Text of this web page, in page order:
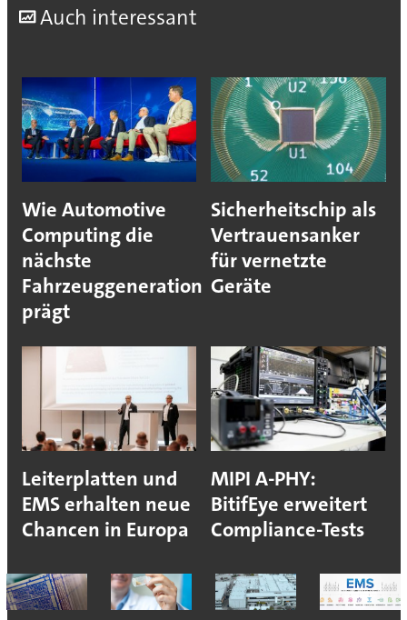
Auch interessant
Wie Automotive
Computing die
nächste
Fahrzeuggeneration
prägt
Sicherheitschip als
Vertrauensanker
für vernetzte
Geräte
Leiterplatten und
EMS erhalten neue
Chancen in Europa
MIPI A-PHY:
BitifEye erweitert
Compliance-Tests